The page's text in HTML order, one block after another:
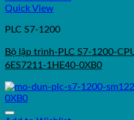
Quick View
PLC S7-1200
Bộ lập trình-PLC S7-1200-
6ES7211-1HE40-0XB0